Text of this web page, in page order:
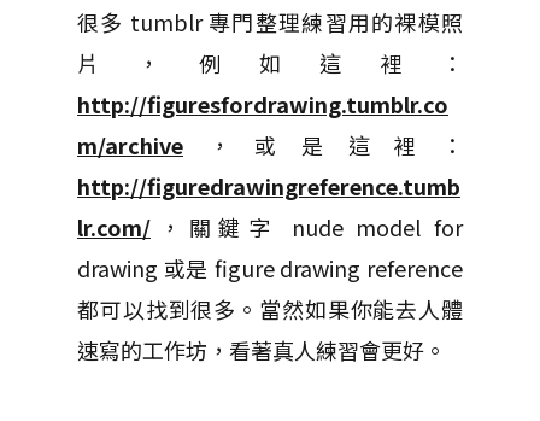
很多 tumblr 專門整理練習用的裸模照
片，例如這裡：
http://figuresfordrawing.tumblr.co
m/archive ，或是這裡：
http://figuredrawingreference.tumb
lr.com/ ，關鍵字 nude model for
drawing 或是 figure drawing reference
都可以找到很多。當然如果你能去人體
速寫的工作坊，看著真人練習會更好。